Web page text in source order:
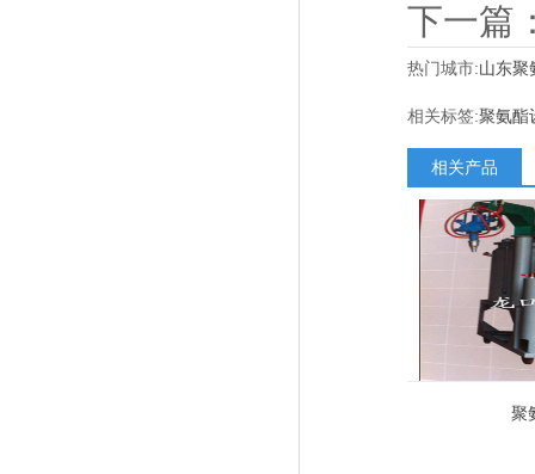
下一篇
热门城市:山东聚
相关标签:聚氨酯
相关产品
聚